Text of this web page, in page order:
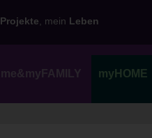
Projekte , mein Leben
me&myFAMILY myHOME